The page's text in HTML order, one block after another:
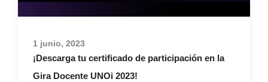
1 junio, 2023
¡Descarga tu certificado de participación en la
Gira Docente UNOi 2023!